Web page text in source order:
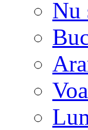
Nu